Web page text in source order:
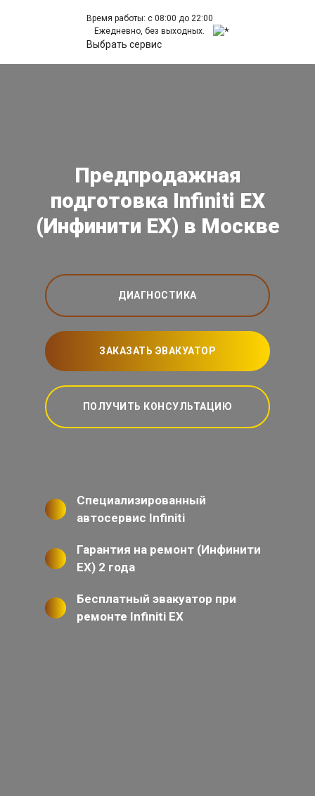
Время работы: с 08:00 до 22:00
Ежедневно, без выходных.
Выбрать сервис
Предпродажная
подготовка Infiniti EX
(Инфинити ЕХ) в Москве
ДИАГНОСТИКА
ЗАКАЗАТЬ ЭВАКУАТОР
ПОЛУЧИТЬ КОНСУЛЬТАЦИЮ
Специализированный
автосервис Infiniti
Гарантия на ремонт (Инфинити
ЕХ) 2 года
Бесплатный эвакуатор при
ремонте Infiniti EX